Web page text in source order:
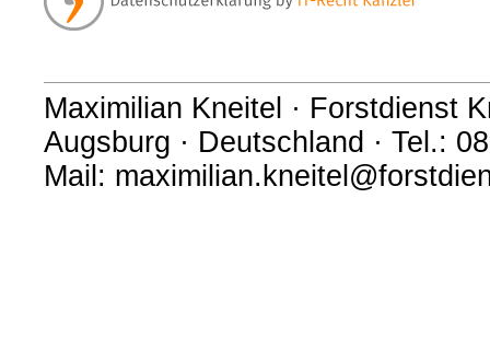
Maximilian Kneitel · Forstdienst
Augsburg · Deutschland · Tel.:
Mail: